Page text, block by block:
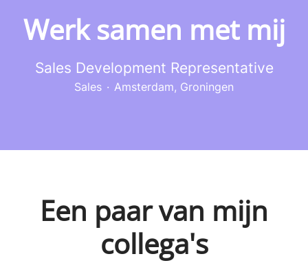
Werk samen met mij
Sales Development Representative
Sales · Amsterdam, Groningen
Een paar van mijn
collega's